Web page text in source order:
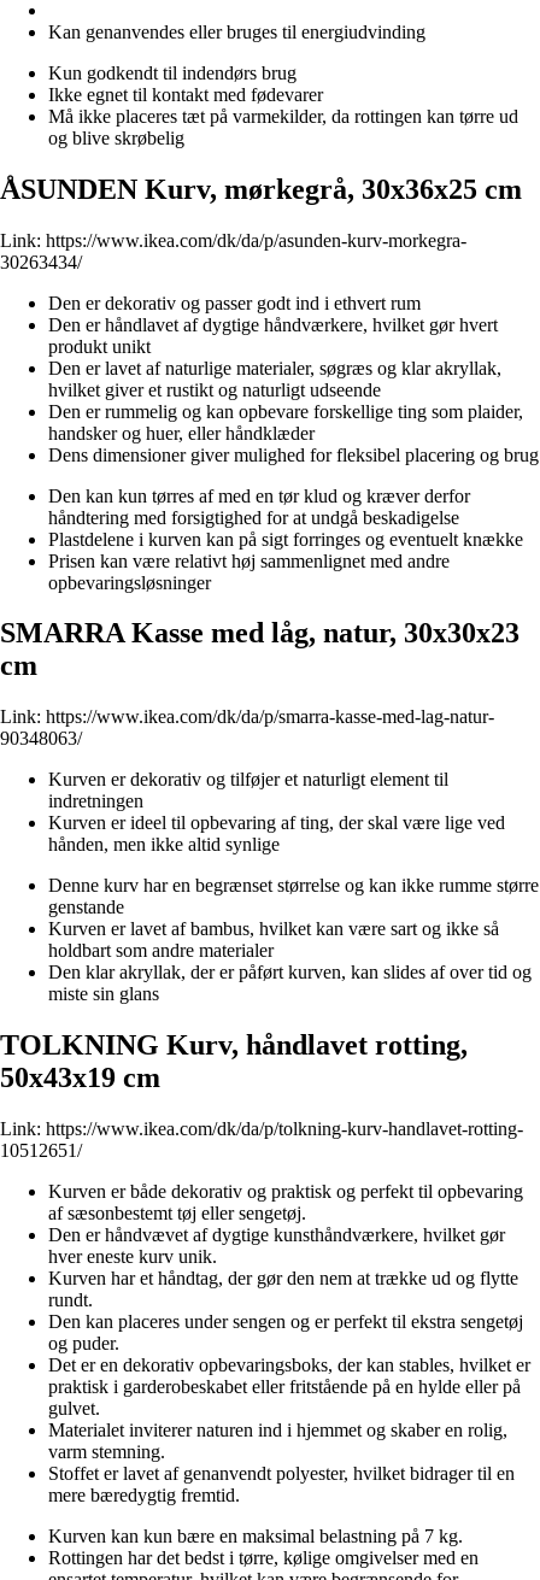
Kan genanvendes eller bruges til energiudvinding
Kun godkendt til indendørs brug
Ikke egnet til kontakt med fødevarer
Må ikke placeres tæt på varmekilder, da rottingen kan tørre ud
og blive skrøbelig
ÅSUNDEN Kurv, mørkegrå, 30x36x25 cm
Link: https://www.ikea.com/dk/da/p/asunden-kurv-morkegra-
30263434/
Den er dekorativ og passer godt ind i ethvert rum
Den er håndlavet af dygtige håndværkere, hvilket gør hvert
produkt unikt
Den er lavet af naturlige materialer, søgræs og klar akryllak,
hvilket giver et rustikt og naturligt udseende
Den er rummelig og kan opbevare forskellige ting som plaider,
handsker og huer, eller håndklæder
Dens dimensioner giver mulighed for fleksibel placering og brug
Den kan kun tørres af med en tør klud og kræver derfor
håndtering med forsigtighed for at undgå beskadigelse
Plastdelene i kurven kan på sigt forringes og eventuelt knække
Prisen kan være relativt høj sammenlignet med andre
opbevaringsløsninger
SMARRA Kasse med låg, natur, 30x30x23
cm
Link: https://www.ikea.com/dk/da/p/smarra-kasse-med-lag-natur-
90348063/
Kurven er dekorativ og tilføjer et naturligt element til
indretningen
Kurven er ideel til opbevaring af ting, der skal være lige ved
hånden, men ikke altid synlige
Denne kurv har en begrænset størrelse og kan ikke rumme større
genstande
Kurven er lavet af bambus, hvilket kan være sart og ikke så
holdbart som andre materialer
Den klar akryllak, der er påført kurven, kan slides af over tid og
miste sin glans
TOLKNING Kurv, håndlavet rotting,
50x43x19 cm
Link: https://www.ikea.com/dk/da/p/tolkning-kurv-handlavet-rotting-
10512651/
Kurven er både dekorativ og praktisk og perfekt til opbevaring
af sæsonbestemt tøj eller sengetøj.
Den er håndvævet af dygtige kunsthåndværkere, hvilket gør
hver eneste kurv unik.
Kurven har et håndtag, der gør den nem at trække ud og flytte
rundt.
Den kan placeres under sengen og er perfekt til ekstra sengetøj
og puder.
Det er en dekorativ opbevaringsboks, der kan stables, hvilket er
praktisk i garderobeskabet eller fritstående på en hylde eller på
gulvet.
Materialet inviterer naturen ind i hjemmet og skaber en rolig,
varm stemning.
Stoffet er lavet af genanvendt polyester, hvilket bidrager til en
mere bæredygtig fremtid.
Kurven kan kun bære en maksimal belastning på 7 kg.
Rottingen har det bedst i tørre, kølige omgivelser med en